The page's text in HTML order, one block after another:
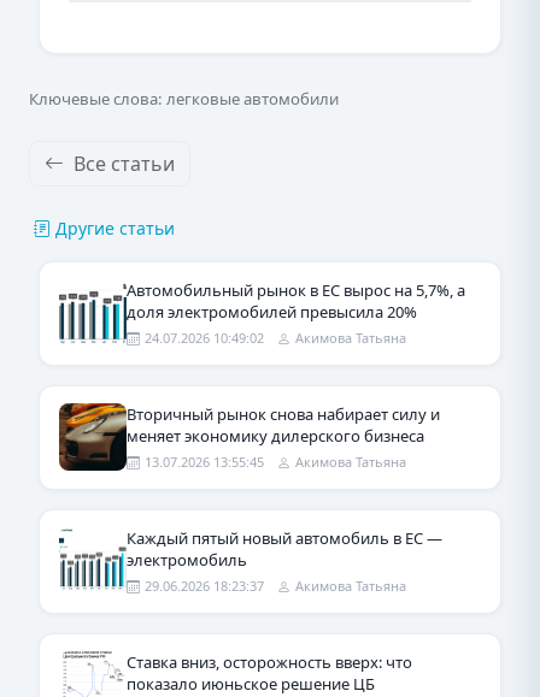
Ключевые слова: легковые автомобили
Все статьи
Другие статьи
Автомобильный рынок в ЕС вырос на 5,7%, а
доля электромобилей превысила 20%
24.07.2026 10:49:02 Акимова Татьяна
Вторичный рынок снова набирает силу и
меняет экономику дилерского бизнеса
13.07.2026 13:55:45 Акимова Татьяна
Каждый пятый новый автомобиль в ЕС —
электромобиль
29.06.2026 18:23:37 Акимова Татьяна
Ставка вниз, осторожность вверх: что
показало июньское решение ЦБ